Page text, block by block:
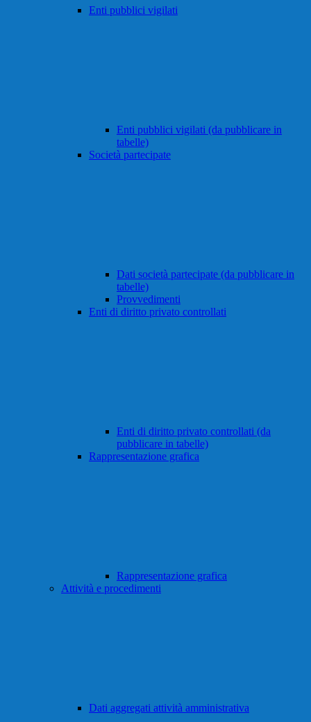
Enti pubblici vigilati
Enti pubblici vigilati (da pubblicare in
tabelle)
Società partecipate
Dati società partecipate (da pubblicare in
tabelle)
Provvedimenti
Enti di diritto privato controllati
Enti di diritto privato controllati (da
pubblicare in tabelle)
Rappresentazione grafica
Rappresentazione grafica
Attività e procedimenti
Dati aggregati attività amministrativa